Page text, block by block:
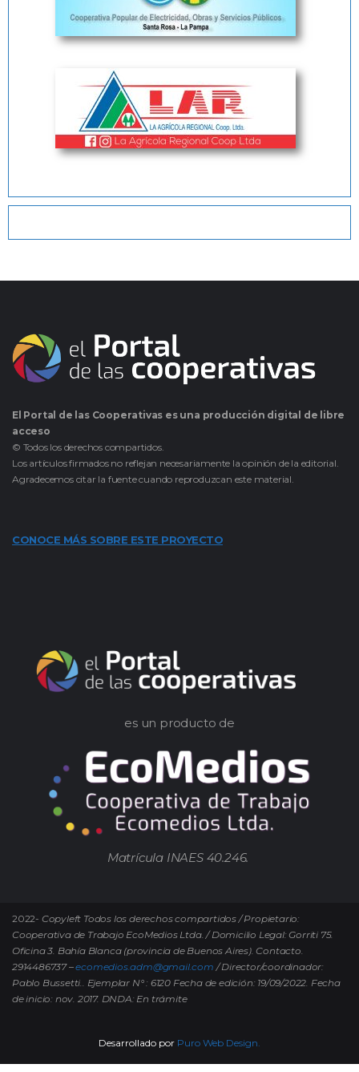
El Portal de las Cooperativas es una producción digital de libre
acceso
© Todos los derechos compartidos.
Los artículos firmados no reflejan necesariamente la opinión de la editorial.
Agradecemos citar la fuente cuando reproduzcan este material.
CONOCE MÁS SOBRE ESTE PROYECTO
es un producto de
Matrícula INAES 40.246.
2022- Copyleft Todos los derechos compartidos / Propietario:
Cooperativa de Trabajo EcoMedios Ltda. / Domicilio Legal: Gorriti 75.
Oficina 3. Bahía Blanca (provincia de Buenos Aires). Contacto.
2914486737 –ecomedios.adm@gmail.com / Director/coordinador:
Pablo Bussetti.. Ejemplar N° : 6120 Fecha de edición: 19/09/2022. Fecha
de inicio: nov. 2017. DNDA: En trámite
Desarrollado por Puro Web Design.